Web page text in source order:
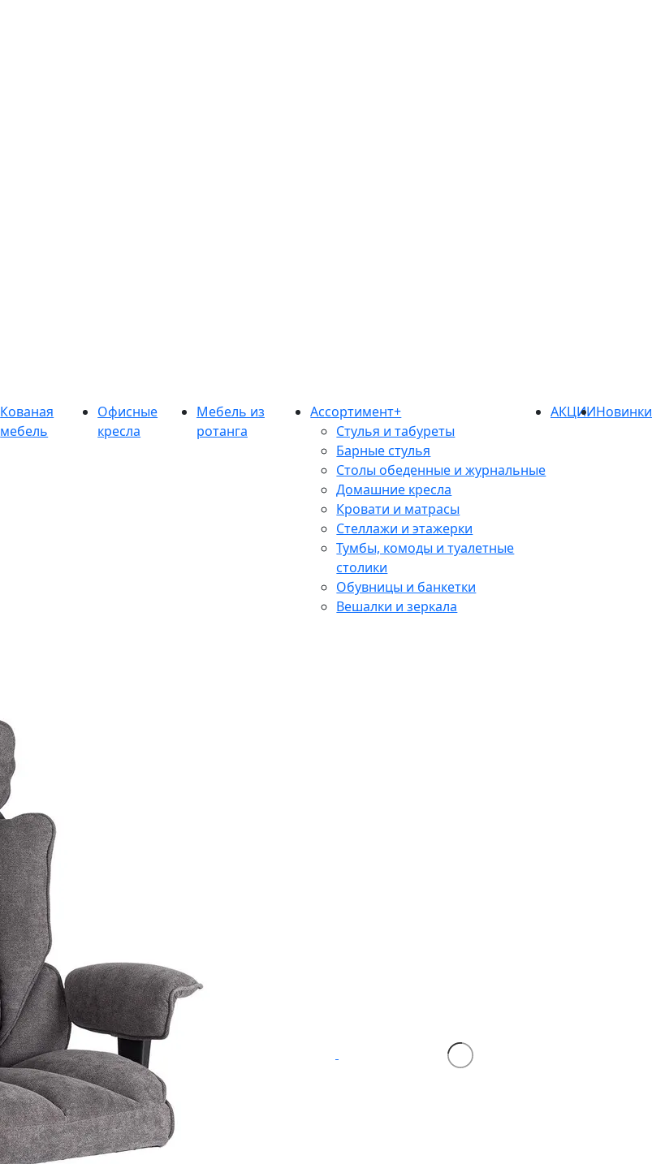
Кованая
мебель
Офисные
кресла
Мебель из
ротанга
Ассортимент+
Стулья и табуреты
Барные стулья
Столы обеденные и журнальные
Домашние кресла
Кровати и матрасы
Стеллажи и этажерки
Тумбы, комоды и туалетные
столики
Обувницы и банкетки
Вешалки и зеркала
АКЦИИНовинки